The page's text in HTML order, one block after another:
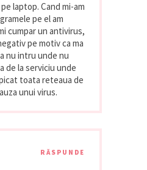
laptop. Cand mi-am
pe el am
cumpar un antivirus,
pe motiv ca ma
nu intru unde nu
de la serviciu unde
toata reteaua de
unui virus.
RĂSPUNDE